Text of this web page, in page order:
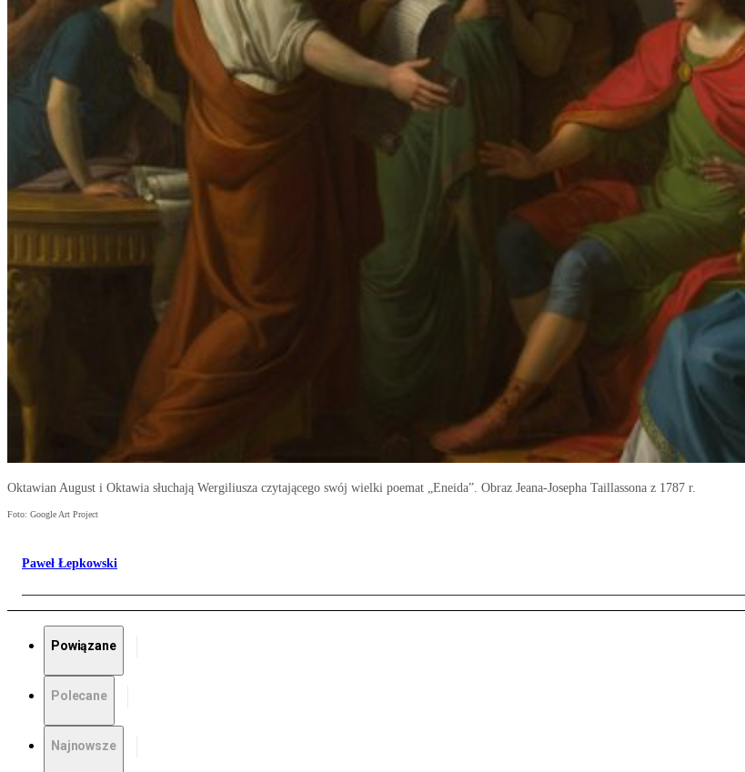
Oktawian August i Oktawia słuchają Wergiliusza czytającego swój wielki poemat „Eneida”. Obraz Jeana-Josepha Taillassona z 1787 r.
Foto: Google Art Project
Paweł Łepkowski
Powiązane
Polecane
Najnowsze